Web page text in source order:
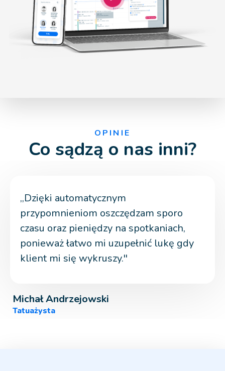
OPINIE
Co sądzą o nas inni?
,,Dzięki automatycznym
przypomnieniom oszczędzam sporo
czasu oraz pieniędzy na spotkaniach,
ponieważ łatwo mi uzupełnić lukę gdy
klient mi się wykruszy.''
Tatuażysta
Michał Andrzejowski